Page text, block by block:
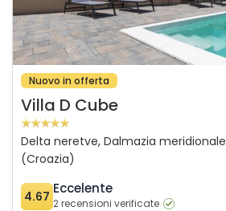
Nuovo in offerta
Villa D Cube
Delta neretve, Dalmazia meridionale
(Croazia)
4.67 Eccelente
2 recensioni verificate